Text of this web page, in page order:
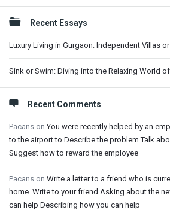
Sidebar
Recent Essays
Luxury Living in Gurgaon: Independent Villas
Sink or Swim: Diving into the Relaxing World of
Recent Comments
Pacans onYou were recently helped by an
to the airport to Describe the problem Talk
Suggest how to reward the employee
Pacans on Write a letter to a friend who is
home. Write to your friend Asking about the
can help Describing how you can help